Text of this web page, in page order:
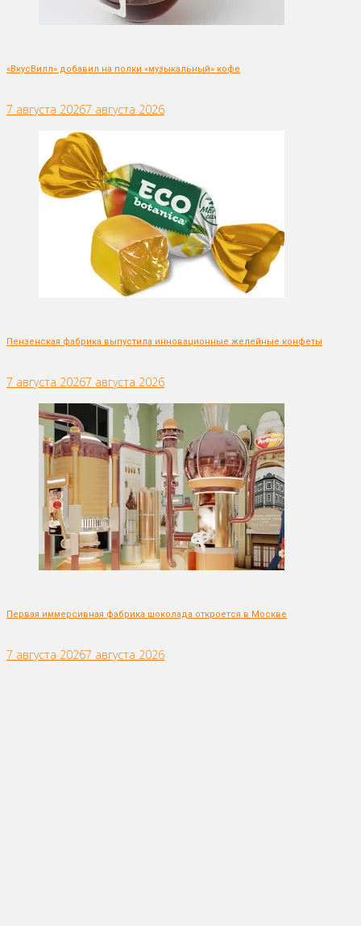
«ВкусВилл» добавил на полки «музыкальный» кофе
7 августа 20267 августа 2026
Пензенская фабрика выпустила инновационные желейные конфеты
7 августа 20267 августа 2026
Первая иммерсивная фабрика шоколада откроется в Москве
7 августа 20267 августа 2026